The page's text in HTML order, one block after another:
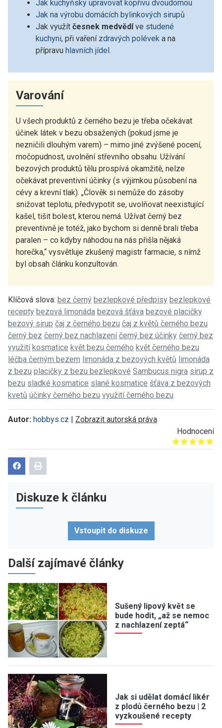
Jak kuchyňsky upravovat kopřivu dvoudomou
Jak na výrobu domácích bylinkových sirupů
Jak využít česnek medvědíve studené
kuchyni, při vaření zdravých polévek a na
přípravu hlavních jídel.
Varování
U všech produktů z černého bezu je třeba očekávat
účinek látek v bezu obsažených (pokud jsme je
nezničili dlouhým varem) – mimo jiné zvýšené pocení,
močopudnost, uvolnění střevního obsahu. Užívání
bezových produktů tělu prospívá okamžitě, nelze
očekávat preventivní účinky (s výjimkou působení na
cévy a krevní tlak). „Člověk si nemůže do zásoby
snižovat teplotu, předvypotit se, uvolňovat neexistující
kašel, tišit bolest, kterou nemá. Užívat černý bez
preventivně je totéž, jako bychom si denně brali třeba
paralen – co kdyby náhodou na nás přišla nějaká
horečka,“ vysvětluje zkušený magistr farmacie, s nímž
byl obsah článku konzultován.
Klíčová slova: bez černý bezlepkové předpisy bezlepkové
recepty bezová limonáda bezová šťáva bezové placičky
bezový sirup čaj z černého bezu čaj z květů černého bezu
černý bez černý bez nachlazení černý bez účinky černý bez
využití kosmatice květ bezu černého květ černého bezu
léčba černým bezem limonáda z bezových květů limonáda
z bezu placičky z bezu bezlepkové Sambucus nigra sirup z
bezu sladké kosmatice slané kosmatice šťáva z bezových
kvetů účinky černého bezu využití černého bezu
Autor: hobbys.cz | Zobrazit autorská práva
Hodnocení
Give it 1/5
Give it 2/5
Give it 3/5
Give it 4/5
Give it 5/5
Diskuze k článku
Vstoupit do diskuze
Další zajímavé články
Sušený lipový květ se
bude hodit, „až se nemoc
z nachlazení zeptá“
Jak si udělat domácí likér
z plodů černého bezu | 2
vyzkoušené recepty